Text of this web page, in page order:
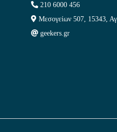
210 6000 456
Μεσογείων 507, 15343,
geekers.gr